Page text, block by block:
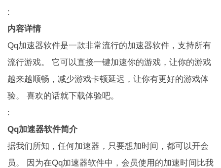
:
内容详情
Qq加速器软件是一款非常流行的加速器软件，支持所有
流行游戏。 它可以直接一键加速你的游戏，让你的游戏
越来越顺畅，减少游戏卡顿延迟，让你有更好的游戏体
验。 喜欢的话就下载体验吧。
:
Qq加速器软件简介
据我们所知，任何加速器，只要想加时间，都可以开会
员。 因为在Qq加速器软件中，会员使用的加速时间比我